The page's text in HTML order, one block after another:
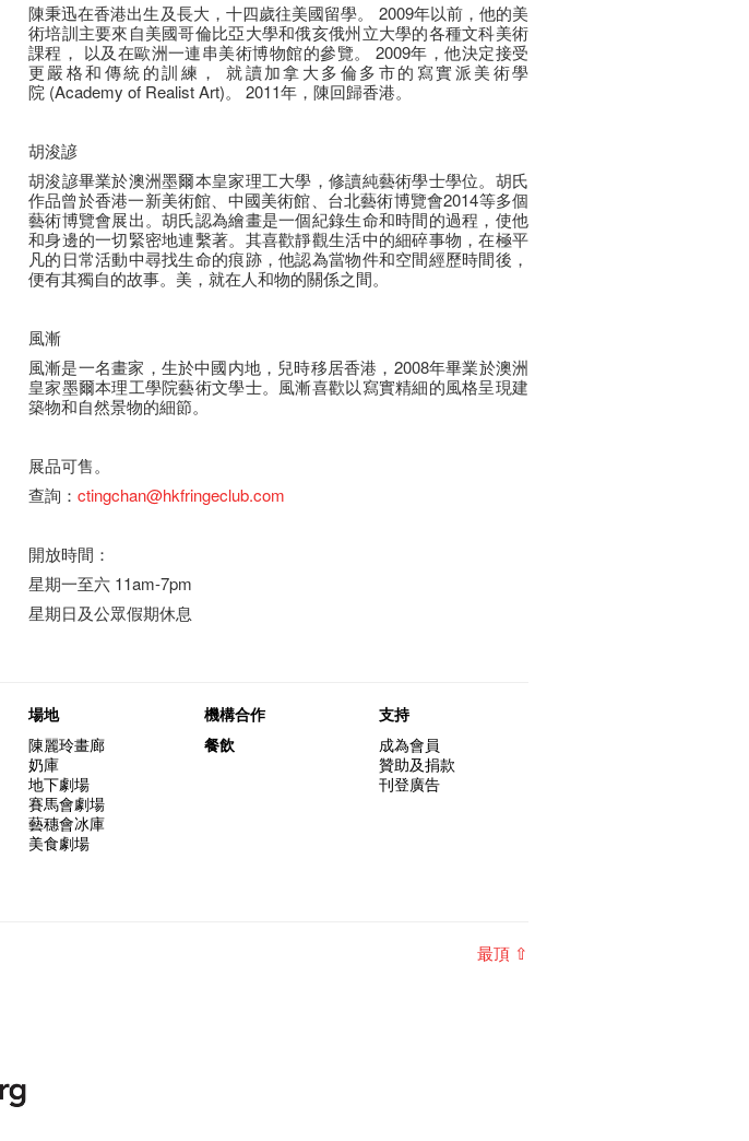
陳秉迅在香港出生及長大，十四歲往美國留學。 2009年以前，他的美
術培訓主要來自美國哥倫比亞大學和俄亥俄州立大學的各種文科美術
課程， 以及在歐洲一連串美術博物館的參覽。 2009年，他決定接受
更嚴格和傳統的訓練， 就讀加拿大多倫多市的寫實派美術學
院 (Academy of Realist Art)。 2011年，陳回歸香港。
胡浚諺
胡浚諺畢業於澳洲墨爾本皇家理工大學，修讀純藝術學士學位。胡氏
作品曾於香港一新美術館、中國美術館、台北藝術博覽會2014等多個
藝術博覽會展出。胡氏認為繪畫是一個紀錄生命和時間的過程，使他
和身邊的一切緊密地連繫著。其喜歡靜觀生活中的細碎事物，在極平
凡的日常活動中尋找生命的痕跡，他認為當物件和空間經歷時間後，
便有其獨自的故事。美，就在人和物的關係之間。
風漸
風漸是一名畫家，生於中國内地，兒時移居香港，2008年畢業於澳洲
皇家墨爾本理工學院藝術文學士。風漸喜歡以寫實精細的風格呈現建
築物和自然景物的細節。
展品可售。
查詢：ctingchan@hkfringeclub.com
開放時間：
星期一至六 11am-7pm
星期日及公眾假期休息
場地
陳麗玲畫廊
奶庫
地下劇場
賽馬會劇場
藝穗會冰庫
美食劇場
機構合作
餐飲
支持
成為會員
贊助及捐款
刊登廣告
最頂 ⇧